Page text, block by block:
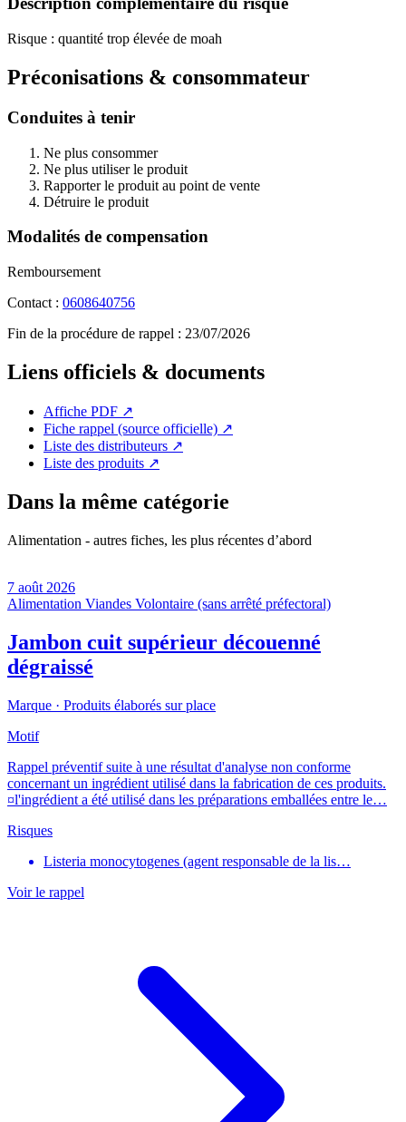
Risque : quantité trop élevée de moah
Préconisations & consommateur
Conduites à tenir
Ne plus consommer
Ne plus utiliser le produit
Rapporter le produit au point de vente
Détruire le produit
Modalités de compensation
Remboursement
Contact : 0608640756
Fin de la procédure de rappel : 23/07/2026
Liens officiels & documents
Affiche PDF ↗
Fiche rappel (source officielle) ↗
Liste des distributeurs ↗
Liste des produits ↗
Dans la même catégorie
Alimentation - autres fiches, les plus récentes d’abord
7 août 2026
Alimentation Viandes Volontaire (sans arrêté préfectoral)
Jambon cuit supérieur découenné
dégraissé
Marque · Produits élaborés sur place
Motif
Rappel préventif suite à une résultat d'analyse non conforme
concernant un ingrédient utilisé dans la fabrication de ces produits.
¤l'ingrédient a été utilisé dans les préparations emballées entre le…
Risques
Listeria monocytogenes (agent responsable de la lis…
Voir le rappel